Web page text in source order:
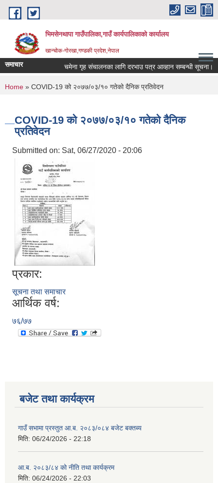
Skip to main content
भिमसेनथापा गाउँपालिका,गाउँ कार्यपालिकाकाे कार्यालय
खान्चोक-गाेरखा,गण्डकी प्रदेश,नेपाल
समाचार चमेना गृह संचालनका लागि दरभाउ पत्र आव्हान सम्बन्धी सूचना।
You are here
Home » COVID-19 को २०७७/०३/१० गतेको दैनिक प्रतिवेदन
COVID-19 को २०७७/०३/१० गतेको दैनिक
प्रतिवेदन
Submitted on: Sat, 06/27/2020 - 20:06
प्रकार:
सूचना तथा समाचार
आर्थिक वर्ष:
७६/७७
बजेट तथा कार्यक्रम
गाउँ सभामा प्रस्तुत आ.ब. २०८३/०८४ बजेट बक्तब्य
मिति: 06/24/2026 - 22:18
आ.ब. २०८३/८४ को नीति तथा कार्यक्रम
मिति: 06/24/2026 - 22:03